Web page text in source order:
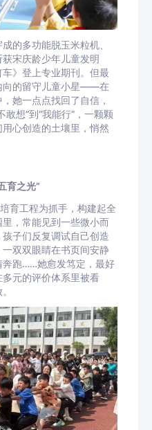
的多功能脱玉米粒机、
宋庆龄少年儿童发明
》登上专业期刊。但最
向的留守儿童小星——在
她一点点找回了自信，
想”到“我能行”，一颗颗
心创造的土壤里，悄然
育之光”
育工程为抓手，构建起全
，常能见到一些微小而
子们反复调试自己创造
双双眼睛在书页间安静
奔跑……她愈发笃定，最好
元的评价体系里被看